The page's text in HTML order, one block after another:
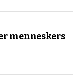
menneskers